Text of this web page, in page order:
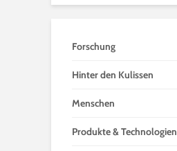
Forschung
Hinter den Kulissen
Menschen
Produkte & Technologien